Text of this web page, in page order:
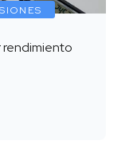
rendimiento